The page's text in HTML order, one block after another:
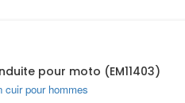
pour moto (EM11403)
cuir pour hommes